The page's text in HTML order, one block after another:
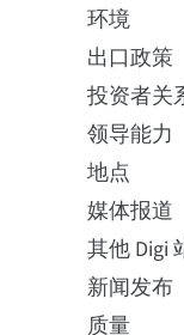
动发现工具
、Telnet、反
Edgeport 简
Edgeport® 等连
以安全地将扫描仪
环境
出口政策
投资者关
领导能力
地点
媒体报道
其他 Digi
新闻发布
质量